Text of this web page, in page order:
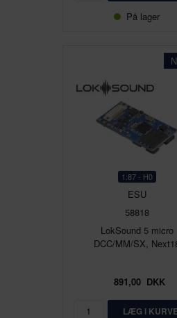
På lager
1:87 - H0
ESU
58818
LokSound 5 micro
DCC/MM/SX,
891,00 DKK